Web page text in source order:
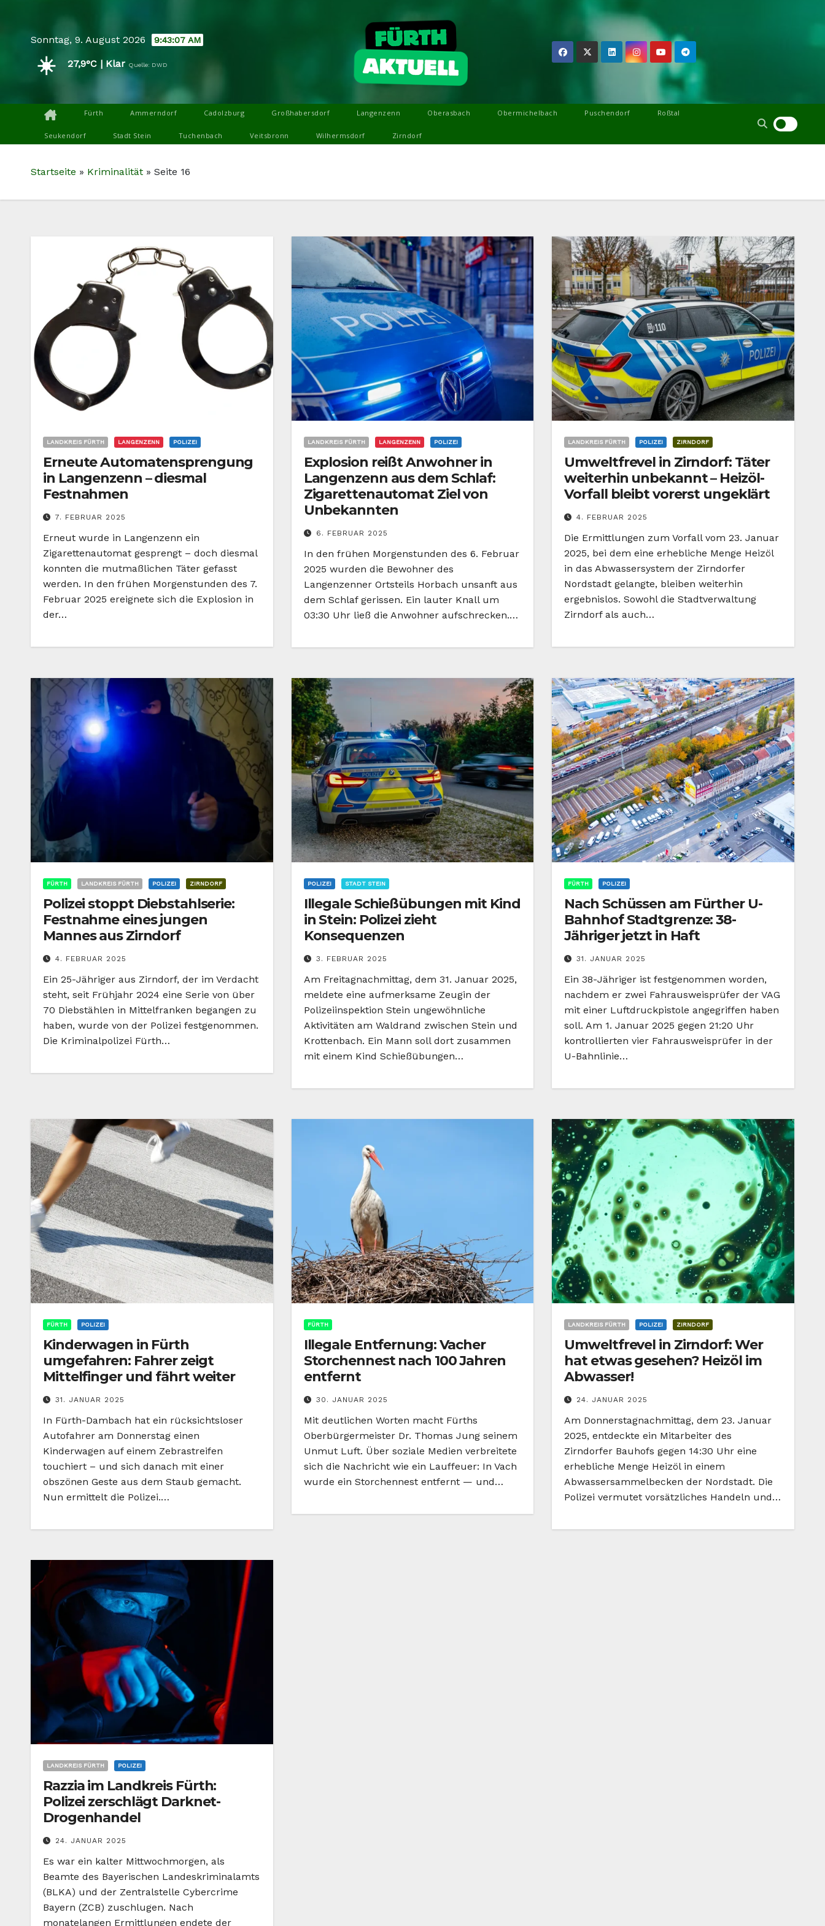
contentSonntag, 9. August 2026 9:43:08 AM
☀️ 27,9°C | Klar Quelle: DWD
Fürth Ammerndorf Cadolzburg Großhabersdorf Langenzenn Oberasbach Obermichelbach Puschendorf Roßtal
Seukendorf Stadt Stein Tuchenbach Veitsbronn Wilhermsdorf Zirndorf
Startseite » Kriminalität » Seite 16
LANDKREIS FÜRTH LANGENZENN POLIZEI
Erneute Automatensprengung
in Langenzenn – diesmal
Festnahmen
7. FEBRUAR 2025
Erneut wurde in Langenzenn ein
Zigarettenautomat gesprengt – doch diesmal
konnten die mutmaßlichen Täter gefasst
werden. In den frühen Morgenstunden des 7.
Februar 2025 ereignete sich die Explosion in
der…
LANDKREIS FÜRTH LANGENZENN POLIZEI
Explosion reißt Anwohner in
Langenzenn aus dem Schlaf:
Zigarettenautomat Ziel von
Unbekannten
6. FEBRUAR 2025
In den frühen Morgenstunden des 6. Februar
2025 wurden die Bewohner des
Langenzenner Ortsteils Horbach unsanft aus
dem Schlaf gerissen. Ein lauter Knall um
03:30 Uhr ließ die Anwohner aufschrecken.…
LANDKREIS FÜRTH POLIZEI ZIRNDORF
Umweltfrevel in Zirndorf: Täter
weiterhin unbekannt – Heizöl-
Vorfall bleibt vorerst ungeklärt
4. FEBRUAR 2025
Die Ermittlungen zum Vorfall vom 23. Januar
2025, bei dem eine erhebliche Menge Heizöl
in das Abwassersystem der Zirndorfer
Nordstadt gelangte, bleiben weiterhin
ergebnislos. Sowohl die Stadtverwaltung
Zirndorf als auch…
FÜRTH LANDKREIS FÜRTH POLIZEI ZIRNDORF
Polizei stoppt Diebstahlserie:
Festnahme eines jungen
Mannes aus Zirndorf
4. FEBRUAR 2025
Ein 25-Jähriger aus Zirndorf, der im Verdacht
steht, seit Frühjahr 2024 eine Serie von über
70 Diebstählen in Mittelfranken begangen zu
haben, wurde von der Polizei festgenommen.
Die Kriminalpolizei Fürth…
POLIZEI STADT STEIN
Illegale Schießübungen mit Kind
in Stein: Polizei zieht
Konsequenzen
3. FEBRUAR 2025
Am Freitagnachmittag, dem 31. Januar 2025,
meldete eine aufmerksame Zeugin der
Polizeiinspektion Stein ungewöhnliche
Aktivitäten am Waldrand zwischen Stein und
Krottenbach. Ein Mann soll dort zusammen
mit einem Kind Schießübungen…
FÜRTH POLIZEI
Nach Schüssen am Fürther U-
Bahnhof Stadtgrenze: 38-
Jähriger jetzt in Haft
31. JANUAR 2025
Ein 38-Jähriger ist festgenommen worden,
nachdem er zwei Fahrausweisprüfer der VAG
mit einer Luftdruckpistole angegriffen haben
soll. Am 1. Januar 2025 gegen 21:20 Uhr
kontrollierten vier Fahrausweisprüfer in der
U-Bahnlinie…
FÜRTH POLIZEI
Kinderwagen in Fürth
umgefahren: Fahrer zeigt
Mittelfinger und fährt weiter
31. JANUAR 2025
In Fürth-Dambach hat ein rücksichtsloser
Autofahrer am Donnerstag einen
Kinderwagen auf einem Zebrastreifen
touchiert – und sich danach mit einer
obszönen Geste aus dem Staub gemacht.
Nun ermittelt die Polizei.…
FÜRTH
Illegale Entfernung: Vacher
Storchennest nach 100 Jahren
entfernt
30. JANUAR 2025
Mit deutlichen Worten macht Fürths
Oberbürgermeister Dr. Thomas Jung seinem
Unmut Luft. Über soziale Medien verbreitete
sich die Nachricht wie ein Lauffeuer: In Vach
wurde ein Storchennest entfernt — und…
LANDKREIS FÜRTH POLIZEI ZIRNDORF
Umweltfrevel in Zirndorf: Wer
hat etwas gesehen? Heizöl im
Abwasser!
24. JANUAR 2025
Am Donnerstagnachmittag, dem 23. Januar
2025, entdeckte ein Mitarbeiter des
Zirndorfer Bauhofs gegen 14:30 Uhr eine
erhebliche Menge Heizöl in einem
Abwassersammelbecken der Nordstadt. Die
Polizei vermutet vorsätzliches Handeln und…
LANDKREIS FÜRTH POLIZEI
Razzia im Landkreis Fürth:
Polizei zerschlägt Darknet-
Drogenhandel
24. JANUAR 2025
Es war ein kalter Mittwochmorgen, als
Beamte des Bayerischen Landeskriminalamts
(BLKA) und der Zentralstelle Cybercrime
Bayern (ZCB) zuschlugen. Nach
monatelangen Ermittlungen endete der